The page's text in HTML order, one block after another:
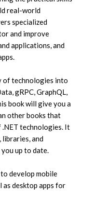
real-world
specialized
and improve
applications, and
of technologies into
gRPC, GraphQL,
book will give you a
other books that
technologies. It
and
up to date.
develop mobile
as desktop apps for